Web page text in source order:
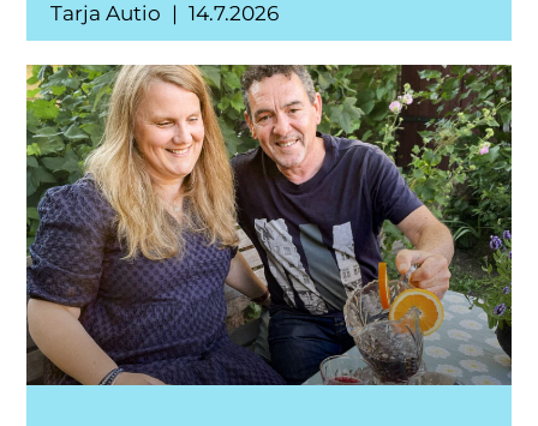
Tarja Autio 14.7.2026